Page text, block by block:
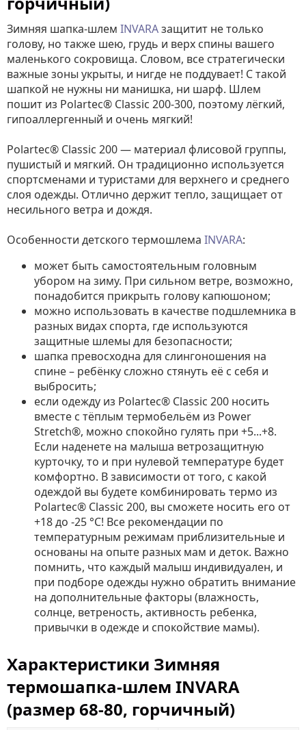
Зимняя шапка-шлем INVARAзащитит не только
голову, но также шею, грудь и верх спины вашего
маленького сокровища. Словом, все стратегически
важные зоны укрыты, и нигде не поддувает! С такой
шапкой не нужны ни манишка, ни шарф. Шлем
пошит из Роlartec® Classic 200-300, поэтомулёгкий,
гипоаллергенный и очень мягкий!
Polartec® Classic 200 — материал флисовой группы,
пушистый и мягкий. Он традиционно используется
спортсменами и туристами для верхнего и среднего
слоя одежды. Отлично держит тепло, защищает от
несильного ветра и дождя.
Особенности детского термошлема INVARA:
может быть самостоятельным головным
убором на зиму. При сильном ветре, возможно,
понадобится прикрыть голову капюшоном;
можно использовать в качестве подшлемника в
разных видах спорта, где используются
защитные шлемы для безопасности;
шапка превосходна для слингоношения на
спине – ребёнку сложно стянуть её с себя и
выбросить;
если одежду из Polartec® Classic 200 носить
вместе с тёплым термобельём из Power
Stretch®, можно спокойно гулять при +5...+8.
Если наденете на малыша ветрозащитную
курточку, то и при нулевой температуре будет
комфортно. В зависимости от того, с какой
одеждой вы будете комбинировать термо из
Polartec® Classic 200, вы сможете носить его от
+18 до -25 °С! Все рекомендации по
температурным режимам приблизительные и
основаны на опыте разных мам и деток. Важно
помнить, что каждый малыш индивидуален, и
при подборе одежды нужно обратить внимание
на дополнительные факторы (влажность,
солнце, ветреность, активность ребенка,
привычки в одежде и спокойствие мамы).
Характеристики Зимняя
термошапка-шлем INVARA
(размер 68-80, горчичный)